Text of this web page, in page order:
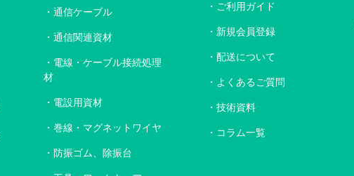
通信ケーブル
通信関連資材
電線・ケーブル接続処理
材
電設用資材
巻線・マグネットワイヤ
防振ゴム、除振台
ご利用ガイド
新規会員登録
配送について
よくあるご質問
技術資料
コラム一覧